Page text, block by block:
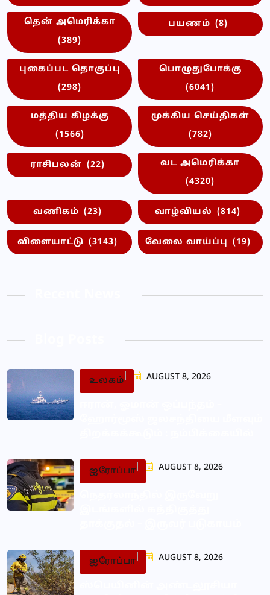
தென் அமெரிக்கா
(389)
பயணம் (8)
புகைப்பட தொகுப்பு
(298)
பொழுதுபோக்கு
(6041)
மத்திய கிழக்கு
(1566)
முக்கிய செய்திகள்
(782)
ராசிபலன் (22)
வட அமெரிக்கா
(4320)
வணிகம் (23) வாழ்வியல் (814)
விளையாட்டு (3143) வேலை வாய்ப்பு (19)
உலகம் AUGUST 8, 2026
ஐரோப்பா AUGUST 8, 2026
ஐரோப்பா AUGUST 8, 2026